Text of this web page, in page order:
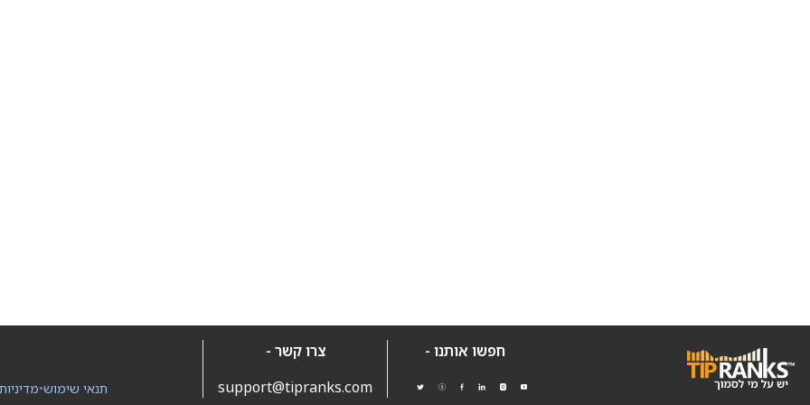
חפשו אותנו -
צרו קשר -
support@tipranks.com
•תנאי שימוש